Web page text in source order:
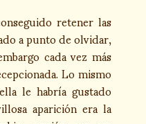
retener las
a punto de olvidar,
cada vez más
Lo mismo
le habría gustado
aparición era la